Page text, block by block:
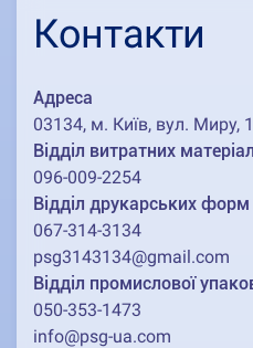
Контакти
Адреса
03134, м. Київ, вул. Миру,
Відділ витратних
096-009-2254
Відділ друкарських форм
067-314-3134
psg3143134@gmail.com
Відділ промислової
050-353-1473
info@psg-ua.com